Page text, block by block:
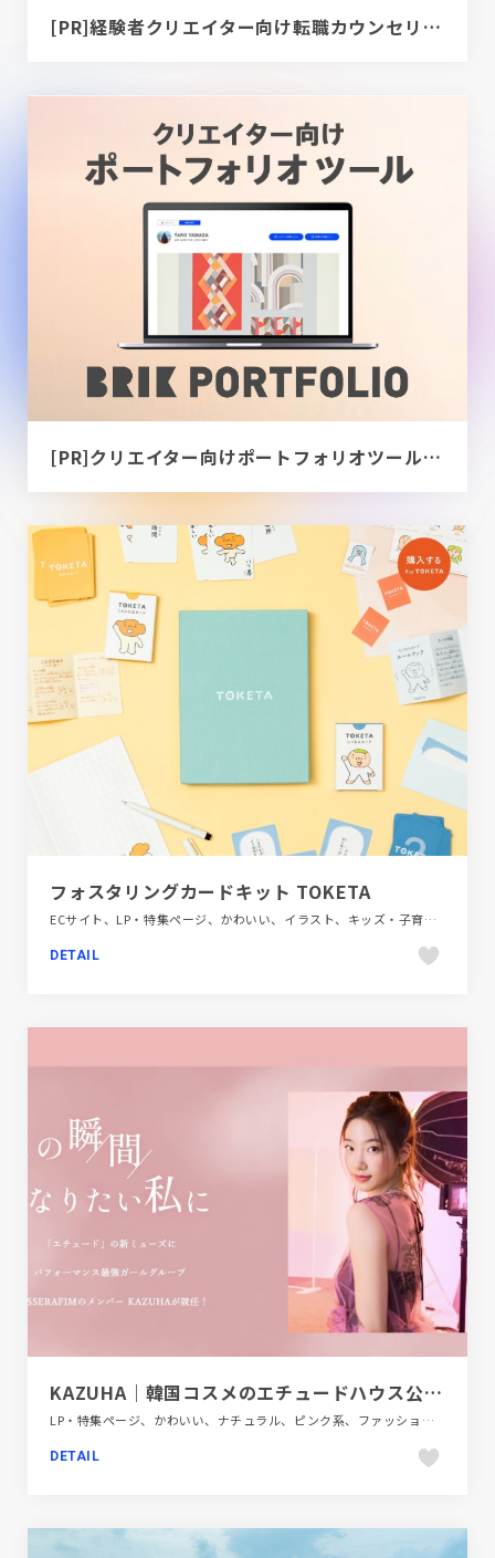
[PR]経験者クリエイター向け転職カウンセリング｜デザイナー / ディレクター / エンジニア
[PR]クリエイター向けポートフォリオツール｜BRIK PORTFOLIO
フォスタリングカードキット TOKETA
ECサイト、LP・特集ページ、かわいい、イラスト、キッズ・子育て、シンプル、スクロールエフェクト、ナチュラル、ベージュ・ゴールド系、ホワイト系、ポップ、モーション多め、手書き・ハンドメイド、教育・学校
DETAIL
KAZUHA｜韓国コスメのエチュードハウス公式通販サイト
LP・特集ページ、かわいい、ナチュラル、ピンク系、ファッション・ビューティー、ベージュ・ゴールド系、大きめ写真
DETAIL